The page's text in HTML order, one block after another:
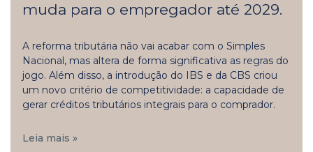
muda para o empregador até 2029.
A reforma tributária não vai acabar com o Simples
Nacional, mas altera de forma significativa as regras do
jogo. Além disso, a introdução do IBS e da CBS criou
um novo critério de competitividade: a capacidade de
gerar créditos tributários integrais para o comprador.
Leia mais »